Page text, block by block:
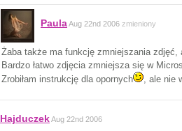
PaulaAug 22nd 2006 zmieniony
Żaba także ma funkcję zmniejszania zdjęć,
Bardzo łatwo zdjęcia zmniejsza się w
Zrobiłam instrukcję dla opornych
, ale nie
HajduczekAug 22nd 2006